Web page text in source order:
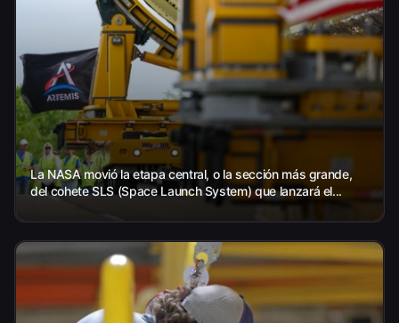
La NASA movió la etapa central, o la sección más grande,
del cohete SLS (Space Launch System) que lanzará el...